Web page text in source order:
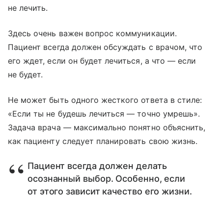
не лечить.
Здесь очень важен вопрос коммуникации.
Пациент всегда должен обсуждать с врачом, что
его ждет, если он будет лечиться, а что — если
не будет.
Не может быть одного жесткого ответа в стиле:
«Если ты не будешь лечиться — точно умрешь».
Задача врача — максимально понятно объяснить,
как пациенту следует планировать свою жизнь.
Пациент всегда должен делать
осознанный выбор. Особенно, если
от этого зависит качество его жизни.